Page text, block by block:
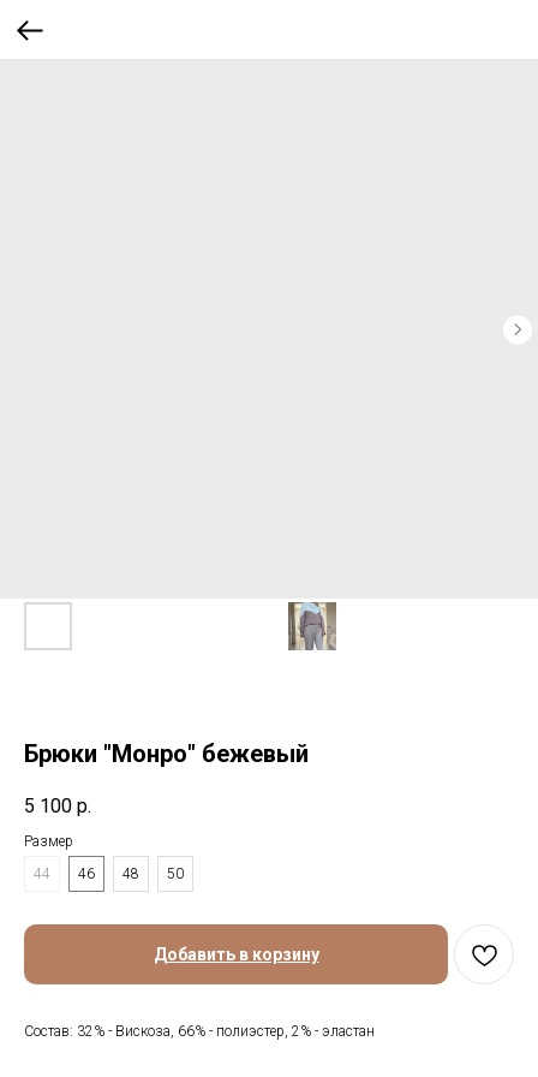
Брюки "Монро" бежевый
5 100 р.
Размер
44
46 48 50
Добавить в корзину
Состав: 32% - Вискоза, 66% - полиэстер, 2% - эластан